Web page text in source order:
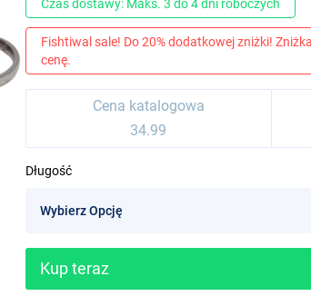
Czas dostawy: Maks. 3 do 4 dni roboczych
Fishtiwal sale! Do 20% dodatkowej zniżki!
cenę.
Cena katalogowa
34.99
Długość
Kup teraz